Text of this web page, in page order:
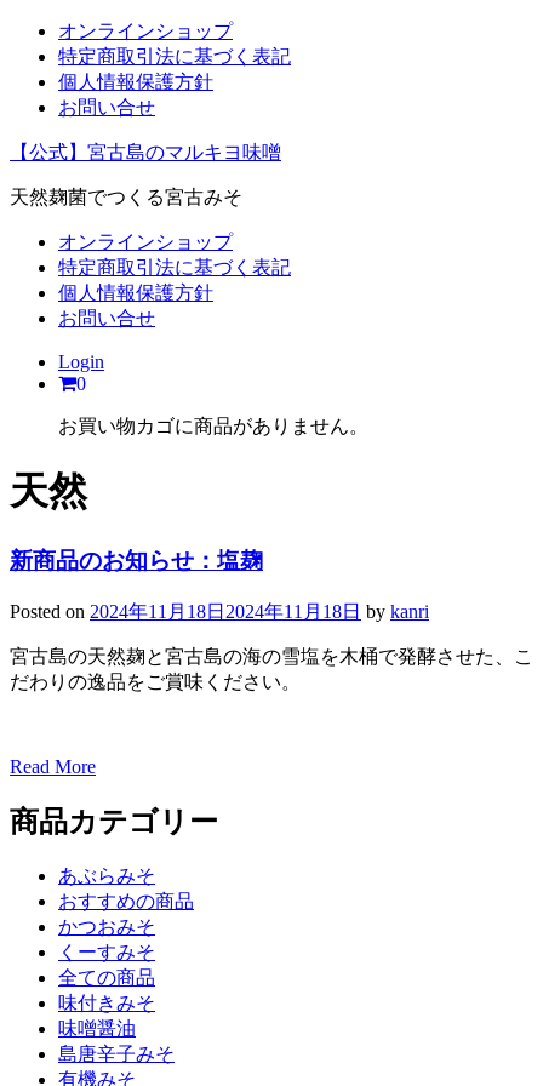
オンラインショップ
特定商取引法に基づく表記
個人情報保護方針
お問い合せ
【公式】宮古島のマルキヨ味噌
天然麹菌でつくる宮古みそ
オンラインショップ
特定商取引法に基づく表記
個人情報保護方針
お問い合せ
Login
0
お買い物カゴに商品がありません。
天然
新商品のお知らせ：塩麹
Posted on 2024年11月18日 2024年11月18日 by kanri
宮古島の天然麹と宮古島の海の雪塩を木桶で発酵させた、こ
だわりの逸品をご賞味ください。
Read More
商品カテゴリー
あぶらみそ
おすすめの商品
かつおみそ
くーすみそ
全ての商品
味付きみそ
味噌醤油
島唐辛子みそ
有機みそ